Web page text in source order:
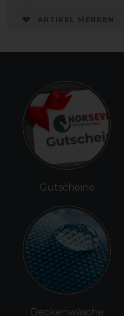
ARTIKEL MERKEN
Gutscheine
Deckenwäsche